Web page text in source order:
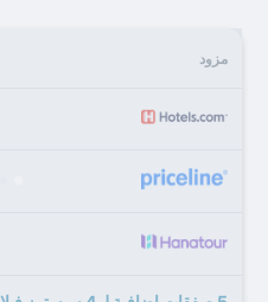
مزود